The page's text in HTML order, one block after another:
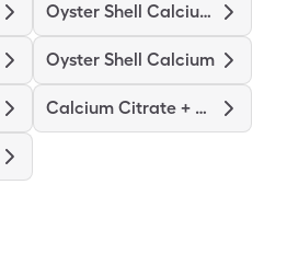
Oyster Shell Calcium W/D
Oyster Shell Calcium
Calcium Citrate + D3 Maximum